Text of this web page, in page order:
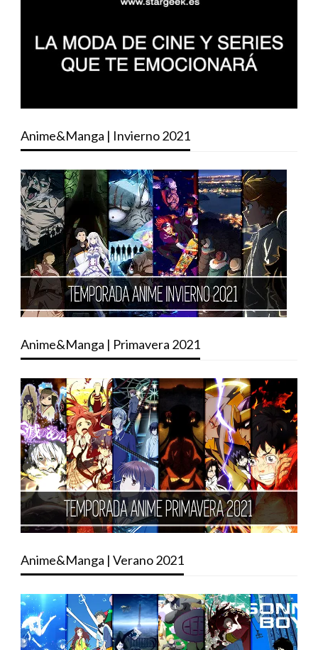
Anime&Manga | Invierno 2021
Anime&Manga | Primavera 2021
Anime&Manga | Verano 2021